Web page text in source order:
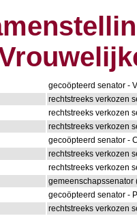
gecoöpteerd senator -
rechtstreeks verkozen
rechtstreeks verkozen
rechtstreeks verkozen
gecoöpteerd senator -
rechtstreeks verkozen
rechtstreeks verkozen
gemeenschapssenator
gecoöpteerd senator -
rechtstreeks verkozen